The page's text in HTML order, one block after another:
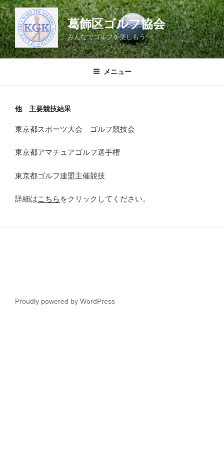
コ
ン
テ
ン
ツ
葛飾区ゴルフ協会
みんなでゴルフを楽しもう
メニュー
他 主要競技結果
東京都スポーツ大会 ゴルフ競技会
東京都アマチュアゴルフ選手権
東京都ゴルフ連盟主催競技
詳細はこちら をクリックしてください。
Proudly powered by WordPress